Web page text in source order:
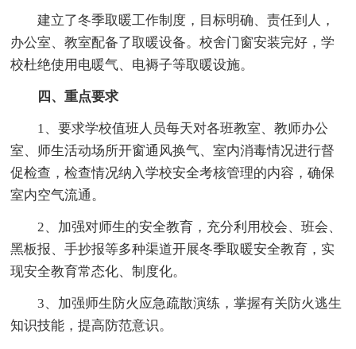
建立了冬季取暖工作制度，目标明确、责任到人，
办公室、教室配备了取暖设备。校舍门窗安装完好，学
校杜绝使用电暖气、电褥子等取暖设施。
四、重点要求
1、要求学校值班人员每天对各班教室、教师办公
室、师生活动场所开窗通风换气、室内消毒情况进行督
促检查，检查情况纳入学校安全考核管理的内容，确保
室内空气流通。
2、加强对师生的安全教育，充分利用校会、班会、
黑板报、手抄报等多种渠道开展冬季取暖安全教育，实
现安全教育常态化、制度化。
3、加强师生防火应急疏散演练，掌握有关防火逃生
知识技能，提高防范意识。